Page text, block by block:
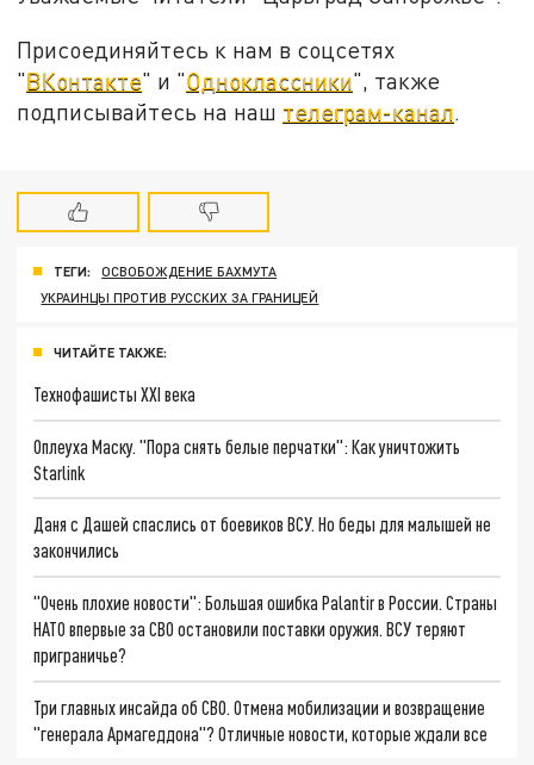
Присоединяйтесь к нам в соцсетях
"ВКонтакте" и "Одноклассники", также
подписывайтесь на наш телеграм-канал
ТЕГИ:
ОСВОБОЖДЕНИЕ БАХМУТА
УКРАИНЦЫ ПРОТИВ РУССКИХ ЗА ГРАНИЦЕЙ
ЧИТАЙТЕ ТАКЖЕ:
Технофашисты XXI века
Оплеуха Маску. "Пора снять белые перчатки": Как уничтожить
Starlink
Даня с Дашей спаслись от боевиков ВСУ. Но беды для малышей не
закончились
"Очень плохие новости": Большая ошибка Palantir в России. Страны
НАТО впервые за СВО остановили поставки оружия. ВСУ теряют
приграничье?
Три главных инсайда об СВО. Отмена мобилизации и возвращение
"генерала Армагеддона"? Отличные новости, которые ждали все